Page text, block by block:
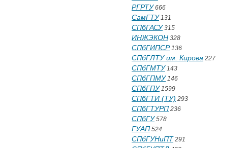
РГРТУ666
СамГТУ131
СПбГАСУ315
ИНЖЭКОН 328
СПбГИПСР136
СПбГЛТУ им. Кирова 227
СПбГМТУ143
СПбГПМУ146
СПбГПУ1599
СПбГТИ (ТУ) 293
СПбГТУРП 236
СПбГУ578
ГУАП 524
СПбГУНиПТ 291